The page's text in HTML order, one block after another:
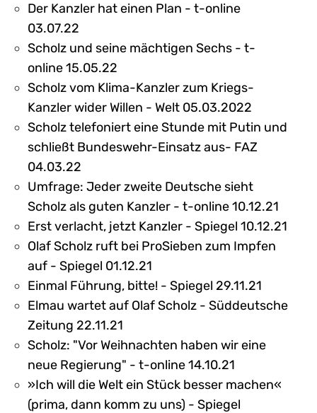
Der Kanzler hat einen Plan - t-online
03.07.22
Scholz und seine mächtigen Sechs - t-
online 15.05.22
Scholz vom Klima-Kanzler zum Kriegs-
Kanzler wider Willen - Welt 05.03.2022
Scholz telefoniert eine Stunde mit Putin und
schließt Bundeswehr-Einsatz aus- FAZ
04.03.22
Umfrage: Jeder zweite Deutsche sieht
Scholz als guten Kanzler - t-online 10.12.21
Erst verlacht, jetzt Kanzler - Spiegel 10.12.21
Olaf Scholz ruft bei ProSieben zum Impfen
auf - Spiegel 01.12.21
Einmal Führung, bitte! - Spiegel 29.11.21
Elmau wartet auf Olaf Scholz - Süddeutsche
Zeitung 22.11.21
Scholz: "Vor Weihnachten haben wir eine
neue Regierung" - t-online 14.10.21
»Ich will die Welt ein Stück besser machen«
(prima, dann komm zu uns) - Spiegel